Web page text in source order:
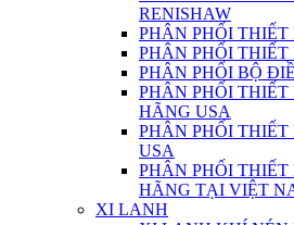
RENISHAW
PHÂN PHỐI
PHÂN PHỐI
PHÂN PHỐI BỘ
PHÂN PHỐI
HÃNG USA
PHÂN PHỐI
USA
PHÂN PHỐI
HÃNG TẠI VIỆT
XI LANH